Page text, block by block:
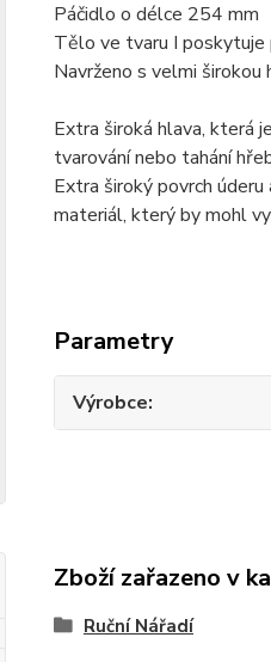
Páčidlo o délce 254 mm
Tělo ve tvaru I
Navrženo s velmi širokou
Extra široká hlava, která
tvarování nebo tahání
Extra široký povrch
materiál, který by mohl
Parametry
Výrobce
Zboží zařazeno v
Ruční Nářadí